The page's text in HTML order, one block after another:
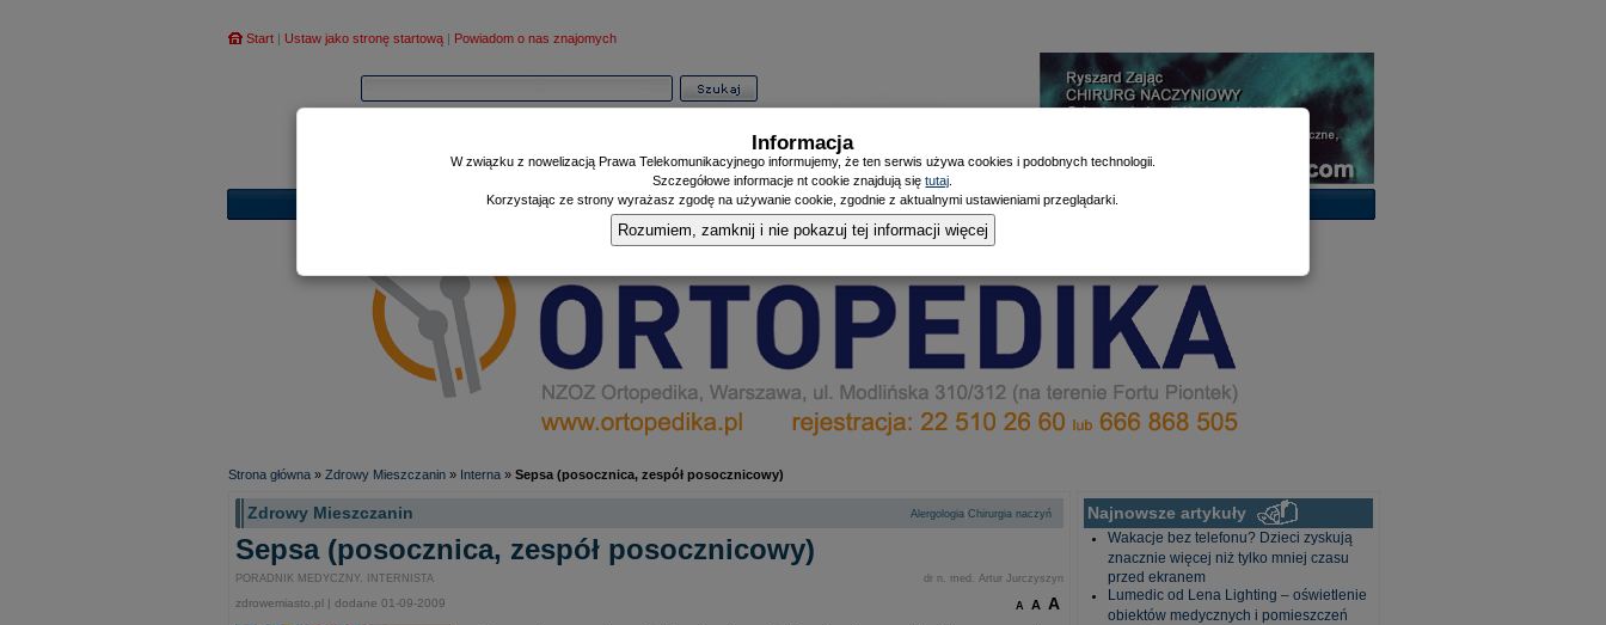
Start | Ustaw jako stronę startową | Powiadom o nas znajomych
Informator|Poczekalnia|Zdrowy Mieszczanin|Doniesienia Listonosza
Strona główna » Zdrowy Mieszczanin » Interna » Sepsa (posocznica, zespół posocznicowy)
Zdrowy Mieszczanin Alergologia Chirurgia naczyń
Sepsa (posocznica, zespół posocznicowy)
PORADNIK MEDYCZNY. INTERNISTA dr n. med. Artur Jurczyszyn
zdrowemiasto.pl | dodane 01-09-2009 A A A
Najnowsze artykuły
Wakacje bez telefonu? Dzieci zyskują
znacznie więcej niż tylko mniej czasu
przed ekranem
Lumedic od Lena Lighting – oświetlenie
obiektów medycznych i pomieszczeń
Informacja
W związku z nowelizacją Prawa Telekomunikacyjnego informujemy, że ten serwis używa cookies i podobnych technologii.
Szczegółowe informacje nt cookie znajdują siętutaj
Korzystając ze strony wyrażasz zgodę na używanie cookie, zgodnie z aktualnymi ustawieniami przeglądarki.
Rozumiem, zamknij i nie pokazuj tej informacji więcej